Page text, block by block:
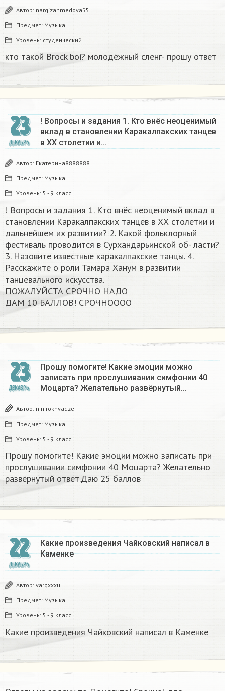
Автор: nargizahmedova55
Предмет: Музыка
Уровень: студенческий
кто такой Brock boi? молодёжный сленг- прошу ответ​
23
ДЕКАБРЬ
! Вопросы и задания 1. Кто внёс неоценимый
вклад в становлении Каракалпакских танцев
в ХХ столетии и…
Автор: Екатерина8888888
Предмет: Музыка
Уровень: 5 - 9 класс
! Вопросы и задания 1. Кто внёс неоценимый вклад в
становлении Каракалпакских танцев в ХХ столетии и
дальнейшем их развитии? 2. Какой фольклорный
фестиваль проводится в Сурхандарьинской об- ласти?
3. Назовите известные каракалпакские танцы. 4.
Расскажите о роли Тамара Ханум в развитии
танцевального искусства.
ПОЖАЛУЙСТА СРОЧНО НАДО
ДАМ 10 БАЛЛОВ! СРОЧНОООО​
23
ДЕКАБРЬ
Прошу помогите! Какие эмоции можно
записать при прослушивании симфонии 40
Моцарта? Желательно развёрнутый…
Автор: ninirokhvadze
Предмет: Музыка
Уровень: 5 - 9 класс
Прошу помогите! Какие эмоции можно записать при
прослушивании симфонии 40 Моцарта? Желательно
развёрнутый ответ.Даю 25 баллов​
22
ДЕКАБРЬ
Какие произведения Чайковский написал в
Каменке
Автор: vargxxxu
Предмет: Музыка
Уровень: 5 - 9 класс
Какие произведения Чайковский написал в Каменке